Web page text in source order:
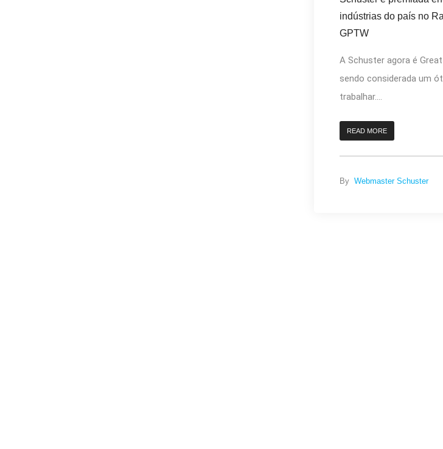
indústrias do país no
GPTW
A Schuster agora é
sendo considerada um
trabalhar....
READ MORE
By Webmaster Schuster